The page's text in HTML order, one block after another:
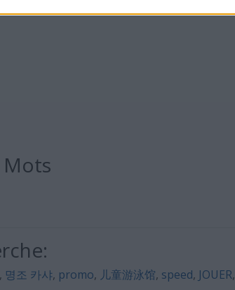
, 명조 카샤, promo, 儿童游泳馆, speed, JOUER,